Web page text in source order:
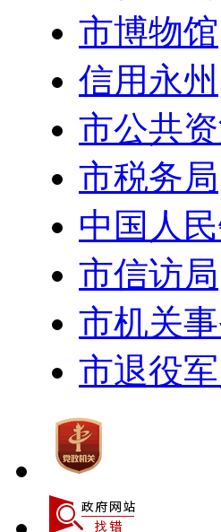
市博物馆
信用永州
市公共
市税务局
中国人
市信访局
市机关
市退役